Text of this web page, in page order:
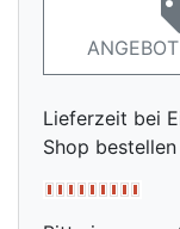
Lieferzeit bei
Shop